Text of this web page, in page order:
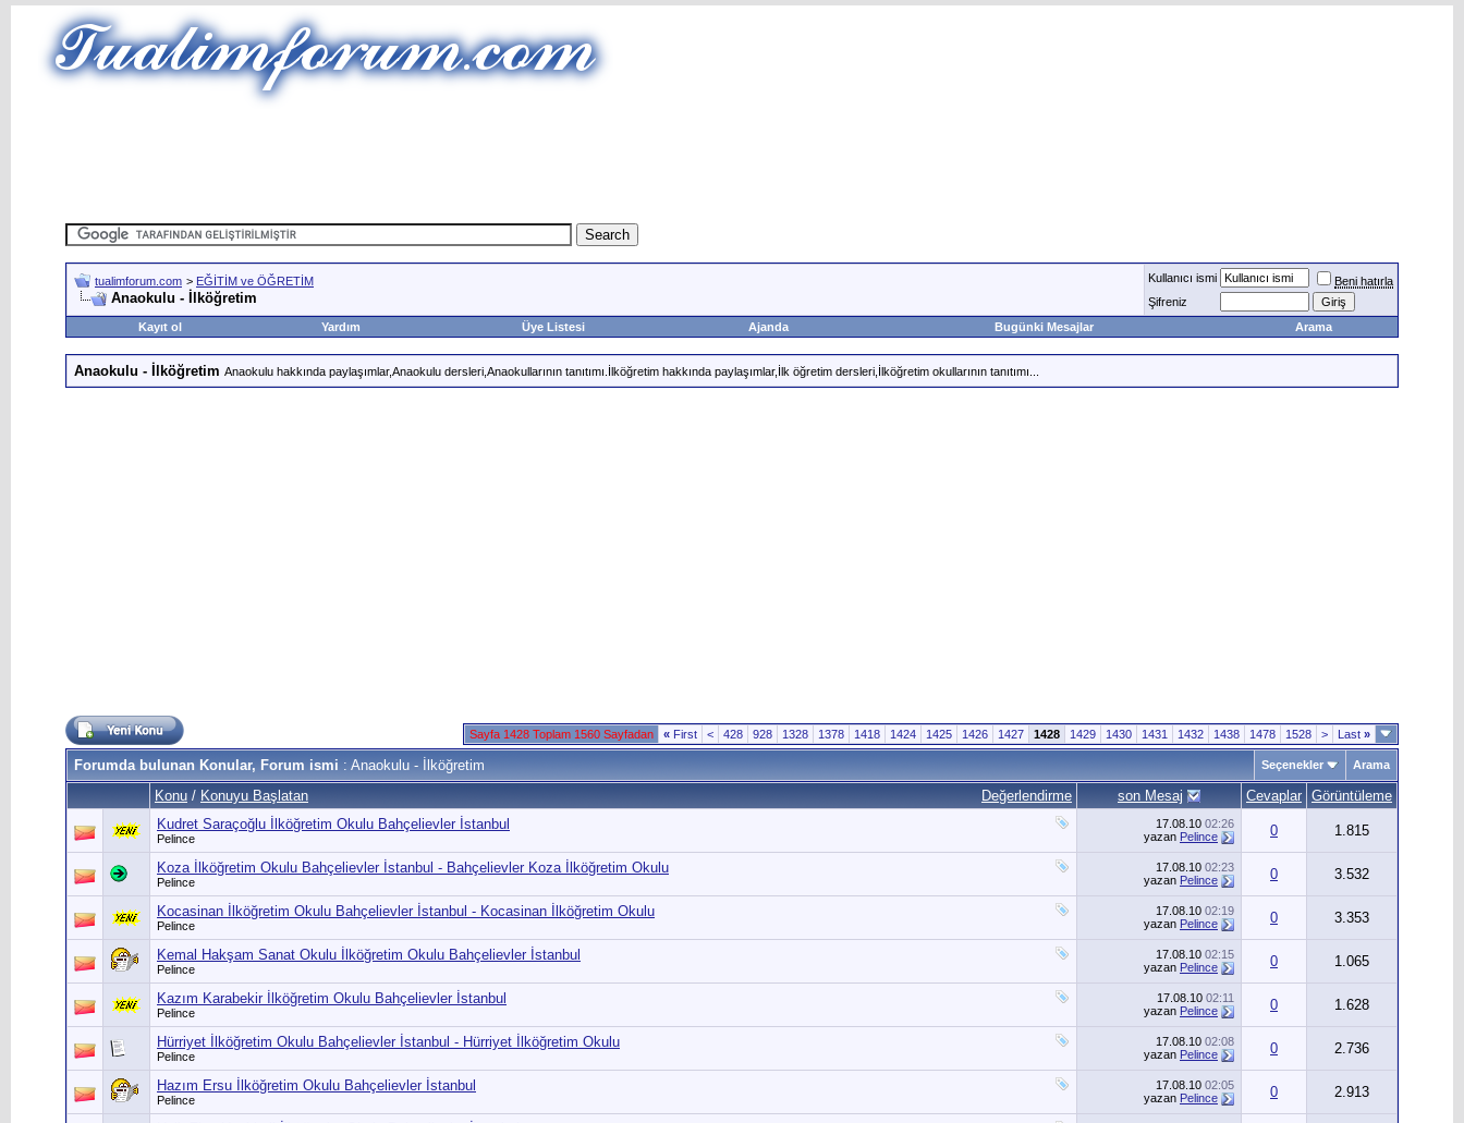
tualimforum.com > EĞİTİM ve ÖĞRETİM
Anaokulu - İlköğretim
Kullanıcı ismi
Beni hatırla
Şifreniz
Kayıt ol
Yardım Üye Listesi Ajanda Bugünki Mesajlar Arama
Anaokulu - İlköğretim Anaokulu hakkında paylaşımlar,Anaokulu dersleri,Anaokullarının tanıtımı.İlköğretim hakkında paylaşımlar,İlk öğretim dersleri,İlköğretim okullarının tanıtımı...
Sayfa 1428 Toplam 1560 Sayfadan « First < 428 928 1328 1378 1418 1424 1425 1426 1427 1428 1429 1430 1431 1432 1438 1478 1528 > Last »
Forumda bulunan Konular, Forum ismi : Anaokulu - İlköğretim Seçenekler Arama
Değerlendirme
Konu / Konuyu Başlatan son Mesaj Cevaplar Görüntüleme
Kudret Saraçoğlu İlköğretim Okulu Bahçelievler İstanbul
Pelince
17.08.10 02:26
yazan Pelince 0 1.815
Koza İlköğretim Okulu Bahçelievler İstanbul - Bahçelievler Koza İlköğretim Okulu
Pelince
17.08.10 02:23
yazan Pelince 0 3.532
Kocasinan İlköğretim Okulu Bahçelievler İstanbul - Kocasinan İlköğretim Okulu
Pelince
17.08.10 02:19
yazan Pelince 0 3.353
Kemal Hakşam Sanat Okulu İlköğretim Okulu Bahçelievler İstanbul
Pelince
17.08.10 02:15
yazan Pelince 0 1.065
Kazım Karabekir İlköğretim Okulu Bahçelievler İstanbul
Pelince
17.08.10 02:11
yazan Pelince 0 1.628
Hürriyet İlköğretim Okulu Bahçelievler İstanbul - Hürriyet İlköğretim Okulu
Pelince
17.08.10 02:08
yazan Pelince 0 2.736
Hazım Ersu İlköğretim Okulu Bahçelievler İstanbul
Pelince
17.08.10 02:05
yazan Pelince 0 2.913